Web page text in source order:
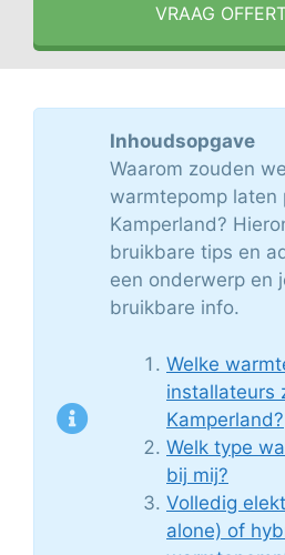
VRAAG
Inhoudsopgave
Waarom zouden
warmtepomp laten
Kamperland?
bruikbare tips en
een onderwerp en
bruikbare info.
Welke
installateurs
Kamperland?
Welk type
bij mij?
Volledig
alone) of